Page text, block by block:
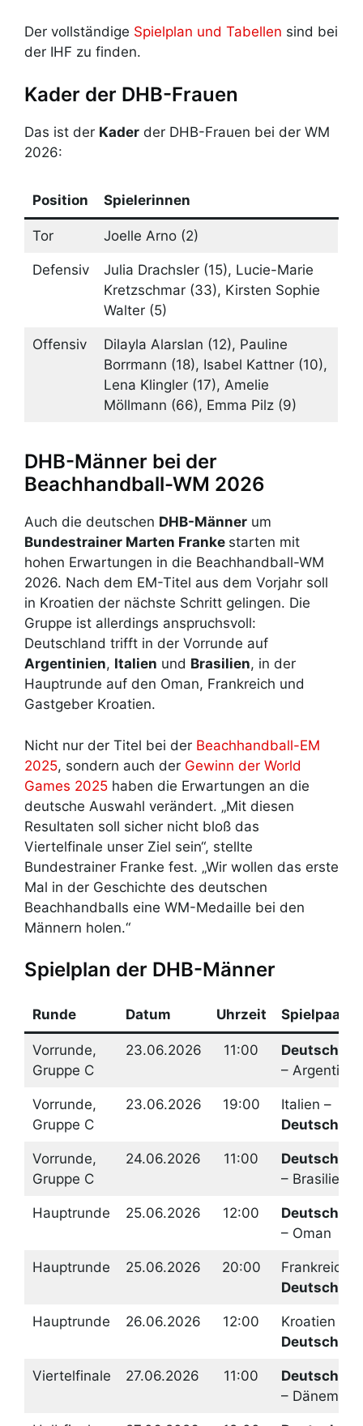
Der vollständige Spielplan und Tabellen sind bei
der IHF zu finden.
Kader der DHB-Frauen
Das ist der Kader der DHB-Frauen bei der WM
2026:
Position Spielerinnen
Tor Joelle Arno (2)
Defensiv
Julia Drachsler (15), Lucie-Marie
Kretzschmar (33), Kirsten Sophie
Walter (5)
Offensiv
Dilayla Alarslan (12), Pauline
Borrmann (18), Isabel Kattner (10),
Lena Klingler (17), Amelie
Möllmann (66), Emma Pilz (9)
DHB-Männer bei der
Beachhandball-WM 2026
Auch die deutschen DHB-Männer um
Bundestrainer Marten Franke starten mit
hohen Erwartungen in die Beachhandball-WM
2026. Nach dem EM-Titel aus dem Vorjahr soll
in Kroatien der nächste Schritt gelingen. Die
Gruppe ist allerdings anspruchsvoll:
Deutschland trifft in der Vorrunde auf
Argentinien, Italien und Brasilien, in der
Hauptrunde auf den Oman, Frankreich und
Gastgeber Kroatien.
Nicht nur der Titel bei der Beachhandball-EM
2025, sondern auch der Gewinn der World
Games 2025 haben die Erwartungen an die
deutsche Auswahl verändert. „Mit diesen
Resultaten soll sicher nicht bloß das
Viertelfinale unser Ziel sein“, stellte
Bundestrainer Franke fest. „Wir wollen das erste
Mal in der Geschichte des deutschen
Beachhandballs eine WM-Medaille bei den
Männern holen.“
Spielplan der DHB-Männer
Runde Datum Uhrzeit
Vorrunde,
Gruppe C
23.06.2026 11:00
–
Vorrunde,
Gruppe C
23.06.2026 19:00
Italien –
Vorrunde,
Gruppe C
24.06.2026 11:00
– Brasilien
Hauptrunde 25.06.2026 12:00
– Oman
Hauptrunde 25.06.2026 20:00
Frankreich –
Hauptrunde 26.06.2026 12:00
Kroatien –
Viertelfinale 27.06.2026 11:00
– Dänemark